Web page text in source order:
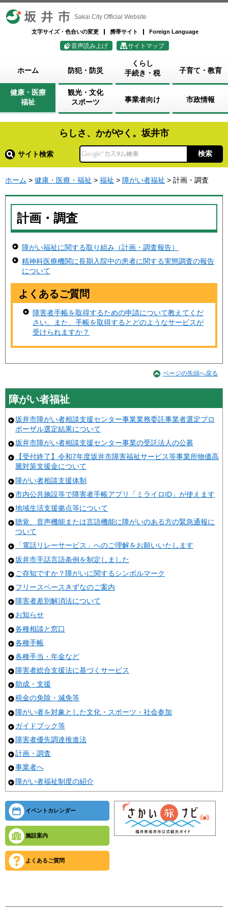
坂井市 Sakai City Official Website
文字サイズ・色合いの変更 携帯サイト Foreign Language
音声読み上げ サイトマップ
ホーム 防犯・防災
くらし
手続き・税
子育て・教育
健康・医療
福祉
観光・文化
スポーツ
事業者向け 市政情報
らしさ、かがやく。坂井市
サイト検索
ホーム > 健康・医療・福祉 > 福祉 > 障がい者福祉 > 計画・調査
計画・調査
障がい福祉に関する取り組み（計画・調査報告）
精神科医療機関に長期入院中の患者に関する実態調査の報告
について
よくあるご質問
障害者手帳を取得するための申請について教えてくだ
さい。また、手帳を取得するとどのようなサービスが
受けられますか？
ページの先頭へ戻る
障がい者福祉
坂井市障がい者相談支援センター事業業務委託事業者選定プロ
ポーザル選定結果について
坂井市障がい者相談支援センター事業の受託法人の公募
【受付終了】令和7年度坂井市障害福祉サービス等事業所物価高
騰対策支援金について
障がい者相談支援体制
市内公共施設等で障害者手帳アプリ「ミライロID」が使えます
地域生活支援拠点等について
聴覚、音声機能または言語機能に障がいのある方の緊急通報に
ついて
「電話リレーサービス」へのご理解をお願いいたします
坂井市手話言語条例を制定しました
ご存知ですか？障がいに関するシンボルマーク
フリースペースきずなのご案内
障害者差別解消法について
お知らせ
各種相談と窓口
各種手帳
各種手当・年金など
障害者総合支援法に基づくサービス
助成・支援
税金の免除・減免等
障がい者を対象とした文化・スポーツ・社会参加
ガイドブック等
障害者優先調達推進法
計画・調査
事業者へ
障がい者福祉制度の紹介
イベントカレンダー
施設案内
よくあるご質問